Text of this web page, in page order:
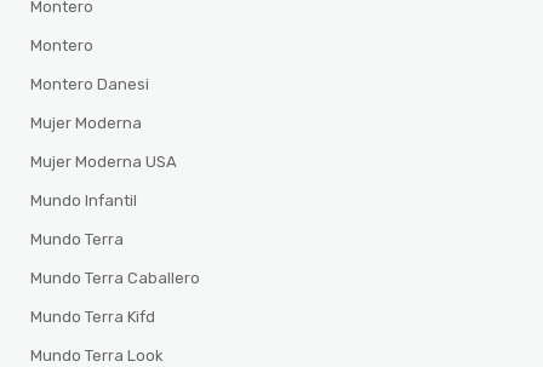
Montero
Montero
Montero Danesi
Mujer Moderna
Mujer Moderna USA
Mundo Infantil
Mundo Terra
Mundo Terra Caballero
Mundo Terra Kifd
Mundo Terra Look